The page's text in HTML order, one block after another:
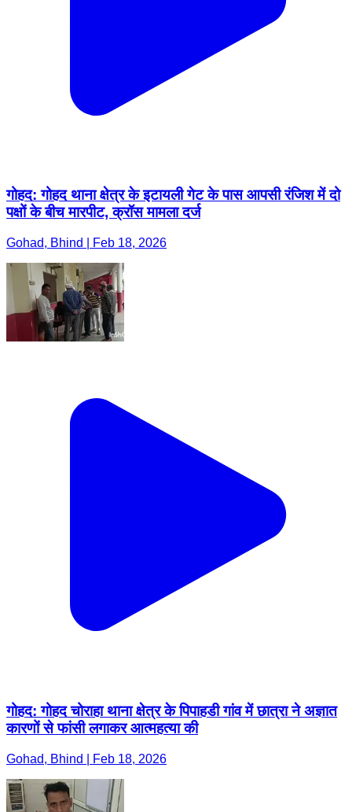
गोहद: गोहद थाना क्षेत्र के इटायली गेट के पास आपसी रंजिश में दो
पक्षों के बीच मारपीट, क्रॉस मामला दर्ज
Gohad, Bhind | Feb 18, 2026
गोहद: गोहद चोराहा थाना क्षेत्र के पिपाहडी गांव में छात्रा ने अज्ञात
कारणों से फांसी लगाकर आत्महत्या की
Gohad, Bhind | Feb 18, 2026